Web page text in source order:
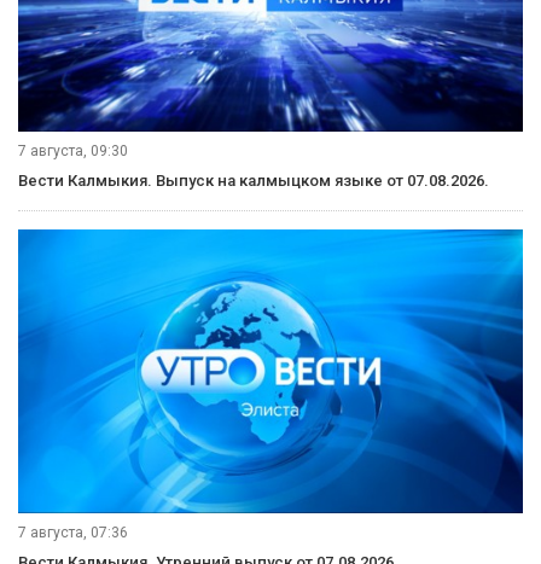
7 августа, 09:30
Вести Калмыкия. Выпуск на калмыцком языке от 07.08.2026.
7 августа, 07:36